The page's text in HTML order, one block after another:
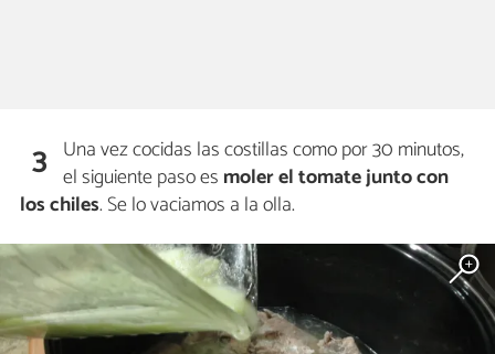
3 Una vez cocidas las costillas como por 30 minutos,
el siguiente paso es moler el tomate junto con
los chiles. Se lo vaciamos a la olla.